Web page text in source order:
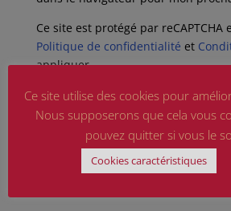
Ce site est protégé par reCAPTCHA
Politique de confidentialité et
appliquer.
Ce site utilise des cookies pour
Nous supposerons que cela vous
pouvez quitter si vous le
Cookies caractéristiques